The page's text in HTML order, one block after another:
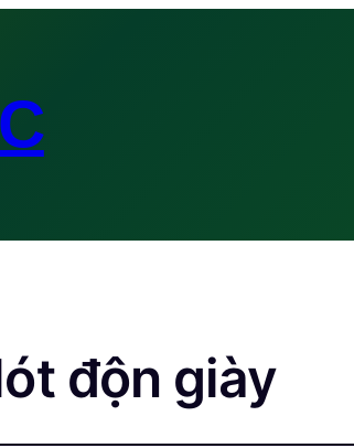
độn giày